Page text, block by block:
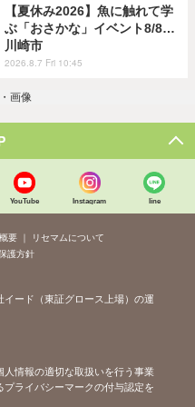
【夏休み2026】魚に触れて学
ぶ「おさかな」イベント8/8…
川崎市
2026.8.7 Fri 10:45
画像
YouTube Instagram line
要
リセマムについて
護方針
イード（東証グロース上場）の運
人情報の適切な取扱いを行う事業
プライバシーマークの付与認定を